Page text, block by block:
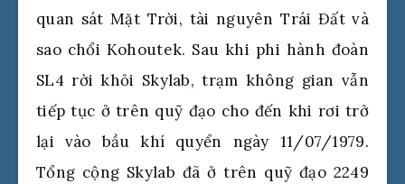
quan sát Mặt Trời, tài nguyên Trái Đất và
sao chổi Kohoutek. Sau khi phi hành đoàn
SL4 rời khỏi Skylab, trạm không gian vẫn
tiếp tục ở trên quỹ đạo cho đến khi rơi trở
lại vào bầu khí quyển ngày 11/07/1979.
Tổng cộng Skylab đã ở trên quỹ đạo 2249